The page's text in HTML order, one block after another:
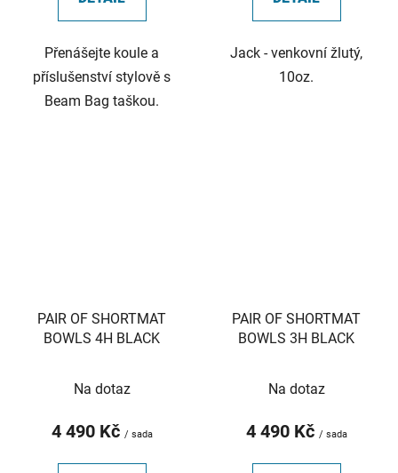
Přenášejte koule a
příslušenství stylově s
Beam Bag taškou.
Jack - venkovní žlutý,
10oz.
PAIR OF SHORTMAT
BOWLS 4H BLACK
Na dotaz
4 490 Kč / sada
PAIR OF SHORTMAT
BOWLS 3H BLACK
Na dotaz
4 490 Kč / sada